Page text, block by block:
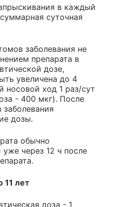
в каждый
суточная
заболевания не
препарата в
дозе,
увеличена до 4
носовой ход 1 раз/сут
- 400 мкг). После
дозы.
обычно
через 12 ч после
11 лет
доза - 1